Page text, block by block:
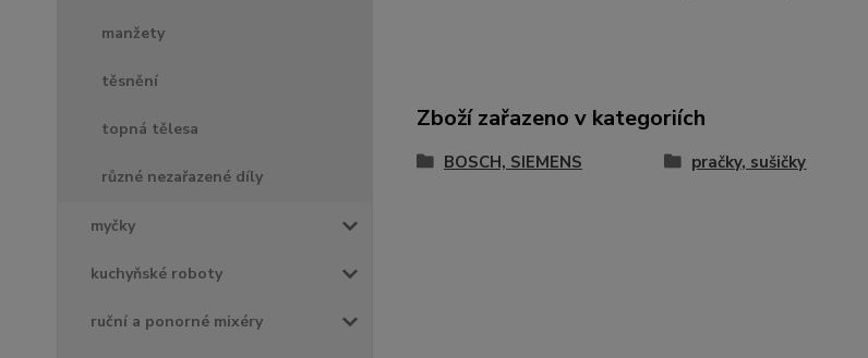
manžety
těsnění
topná tělesa
různé nezařazené díly
myčky
kuchyňské roboty
ruční a ponorné mixéry
Zboží zařazeno v kategoriích
BOSCH, SIEMENS pračky, sušičky